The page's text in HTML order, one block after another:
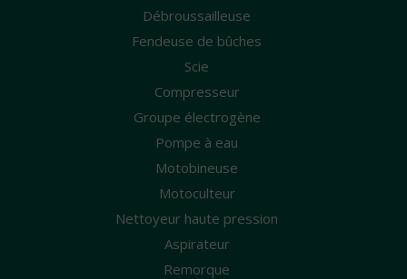
Débroussailleuse
Fendeuse de bûches
Scie
Compresseur
Groupe électrogène
Pompe à eau
Motobineuse
Motoculteur
Nettoyeur haute pression
Aspirateur
Remorque